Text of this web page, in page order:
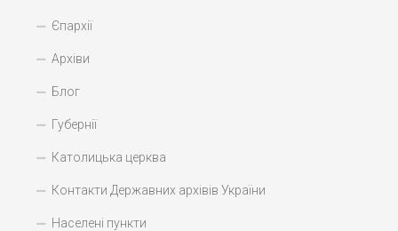
Єпархії
Архіви
Блог
Губернії
Католицька церква
Контакти Державних архівів України
Населені пункти